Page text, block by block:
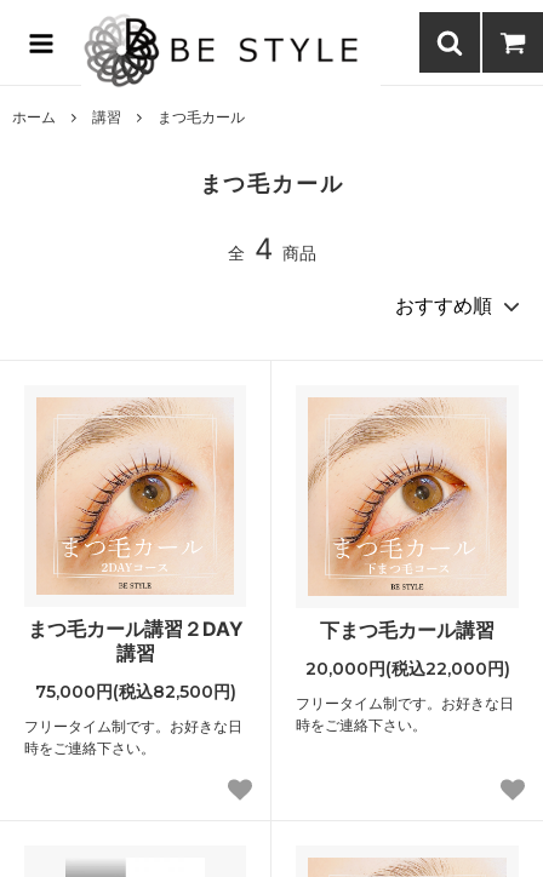
まつげエクステ商材の通販・まつげパーマ・ボディジュエリーなどまつ
げ商材・美容商材の通販｜BE STYLE beauty shop
ホーム 講習 まつ毛カール
まつ毛カール
全 4 商品
まつ毛カール講習２DAY
講習
75,000円(税込82,500円)
フリータイム制です。お好きな日
時をご連絡下さい。
下まつ毛カール講習
20,000円(税込22,000円)
フリータイム制です。お好きな日
時をご連絡下さい。